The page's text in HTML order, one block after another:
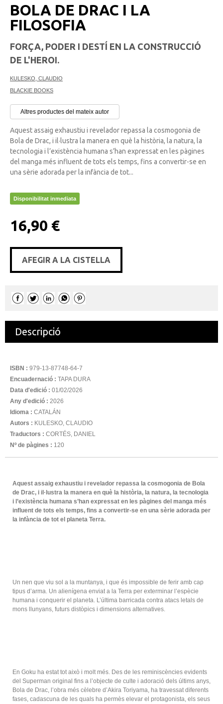
BOLA DE DRAC I LA
FILOSOFIA
FORÇA, PODER I DESTÍ EN LA CONSTRUCCIÓ
DE L'HEROI.
KULESKO, CLAUDIO
BLACKIE BOOKS
Altres productes del mateix autor
Aquest assaig exhaustiu i revelador repassa la cosmogonia de
Bola de Drac, i il·lustra la manera en què la història, la natura, la
tecnologia i l’existència humana s’han expressat en les pàgines
del manga més influent de tots els temps, fins a convertir-se en
una sèrie adorada per la infància de tot...
Disponibilitat inmediata
16,90 €
AFEGIR A LA CISTELLA
Descripció
ISBN : 979-13-87748-64-7
Encuadernació : TAPA DURA
Data d'edició : 01/02/2026
Any d'edició : 2026
Idioma : CATALÁN
Autors : KULESKO, CLAUDIO
Traductors : CORTÉS, DANIEL
Nº de pàgines : 120
Aquest assaig exhaustiu i revelador repassa la cosmogonia de Bola
de Drac, i il·lustra la manera en què la història, la natura, la tecnologia
i l’existència humana s’han expressat en les pàgines del manga més
influent de tots els temps, fins a convertir-se en una sèrie adorada per
la infància de tot el planeta Terra.
Un nen que viu sol a la muntanya, i que és impossible de ferir amb cap
tipus d’arma. Un alienígena enviat a la Terra per exterminar l’espècie
humana i conquerir el planeta. L’última barricada contra atacs letals de
mons llunyans, futurs distòpics i dimensions alternatives.
En Goku ha estat tot això i molt més. Des de les reminiscències evidents
del Superman original fins a l’objecte de culte i adoració dels últims anys,
Bola de Drac, l’obra més cèlebre d’Akira Toriyama, ha travessat diferents
fases, cadascuna de les quals ha permès elevar el protagonista, els seus